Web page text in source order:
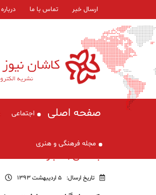
ارسال خبر تماس با ما
صفحه اصلی اجتماعی
مجله فرهنگی و هنری
اجتماعی , اخبار
تاریخ ارسال: 5 اردیبهشت 1393